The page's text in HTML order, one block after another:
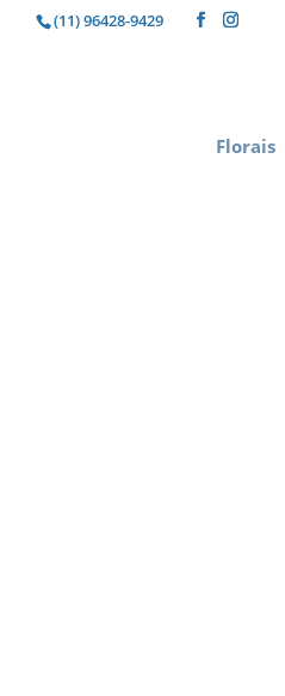
(11) 96428-9429
Florais